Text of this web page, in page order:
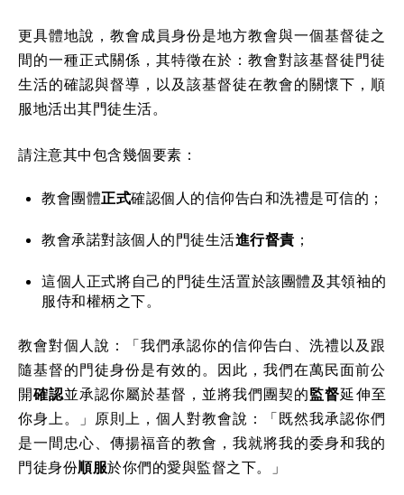
更具體地說，教會成員身份是地方教會與一個基督徒之
間的一種正式關係，其特徵在於：教會對該基督徒門徒
生活的確認與督導，以及該基督徒在教會的關懷下，順
服地活出其門徒生活。
請注意其中包含幾個要素：
教會團體正式確認個人的信仰告白和洗禮是可信的；
教會承諾對該個人的門徒生活進行督責 ；
這個人正式將自己的門徒生活置於該團體及其領袖的
服侍和權柄之下。
教會對個人說：「我們承認你的信仰告白、洗禮以及跟
隨基督的門徒身份是有效的。因此，我們在萬民面前公
開確認並承認你屬於基督，並將我們團契的監督延伸至
你身上。」原則上，個人對教會說：「既然我承認你們
是一間忠心、傳揚福音的教會，我就將我的委身和我的
門徒身份順服於你們的愛與監督之下。」